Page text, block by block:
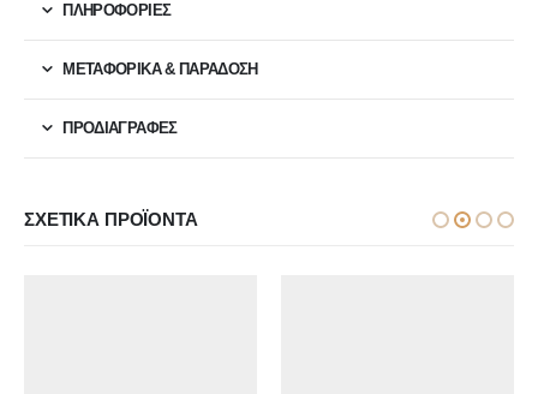
ΠΛΗΡΟΦΟΡΙΕΣ
ΜΕΤΑΦΟΡΙΚΆ & ΠΑΡΆΔΟΣΗ
ΠΡΟΔΙΑΓΡΑΦΕΣ
ΣΧΕΤΙΚΆ ΠΡΟΪΌΝΤΑ